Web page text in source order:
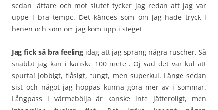
sedan lättare och mot slutet tycker jag redan att jag var
uppe i bra tempo. Det kändes som om jag hade tryck i
benen och som om jag kom upp i steget.
Jag fick så bra feeling idag att jag sprang några ruscher. Så
snabbt jag kan i kanske 100 meter. Oj vad det var kul att
spurta! Jobbigt, flåsigt, tungt, men superkul. Länge sedan
sist och något jag hoppas kunna göra mer av i sommar.
Långpass i värmebölja är kanske inte jätteroligt, men